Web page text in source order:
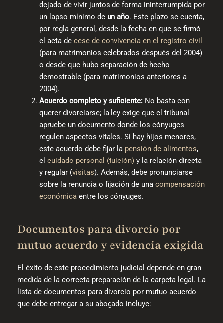
dejado de vivir juntos de forma ininterrumpida por
un lapso mínimo de un año. Este plazo se cuenta,
por regla general, desde la fecha en que se firmó
el acta de cese de convivencia en el registro civil
(para matrimonios celebrados después del 2004)
o desde que hubo separación de hecho
demostrable (para matrimonios anteriores a
2004).
Acuerdo completo y suficiente:No basta con
querer divorciarse; la ley exige que el tribunal
apruebe un documento donde los cónyuges
regulen aspectos vitales. Si hay hijos menores,
este acuerdo debe fijar la pensión de alimentos,
el cuidado personal (tuición)y la relación directa
y regular (visitas). Además, debe pronunciarse
sobre la renuncia o fijación de una compensación
económicaentre los cónyuges.
Documentos para divorcio por
mutuo acuerdo y evidencia exigida
El éxito de este procedimiento judicial depende en gran
medida de la correcta preparación de la carpeta legal. La
lista de documentos para divorcio por mutuo acuerdo
que debe entregar a su abogado incluye: